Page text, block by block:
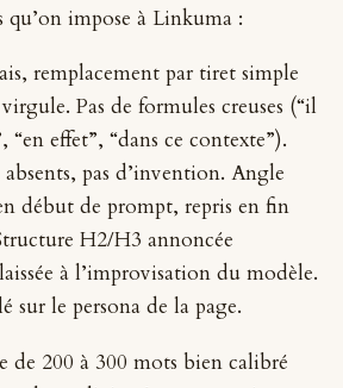
impose à Linkuma :
remplacement par tiret simple
Pas de formules creuses (“il
effet”, “dans ce contexte”).
pas d’invention. Angle
début de prompt, repris en fin
H2/H3 annoncée
à l’improvisation du modèle.
le persona de la page.
de 200 à 300 mots bien calibré